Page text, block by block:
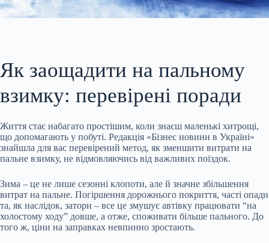
Як заощадити на пальному
взимку: перевірені поради
Життя стає набагато простішим, коли знаєш маленькі хитрощі,
що допомагають у побуті. Редакція «Бізнес новини в Україні»
знайшла для вас перевірений метод, як зменшити витрати на
пальне взимку, не відмовляючись від важливих поїздок.
Зима – це не лише сезонні клопоти, але й значне збільшення
витрат на пальне. Погіршення дорожнього покриття, часті опади
та, як наслідок, затори – все це змушує автівку працювати “на
холостому ходу” довше, а отже, споживати більше пального. До
того ж, ціни на заправках невпинно зростають.